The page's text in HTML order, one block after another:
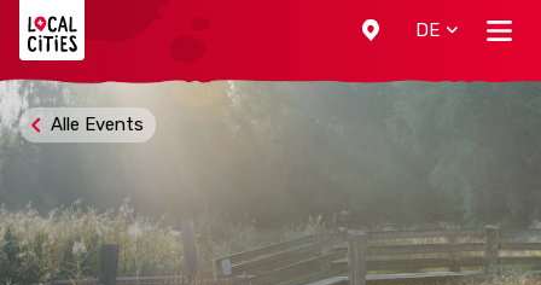
DE
Alle Events